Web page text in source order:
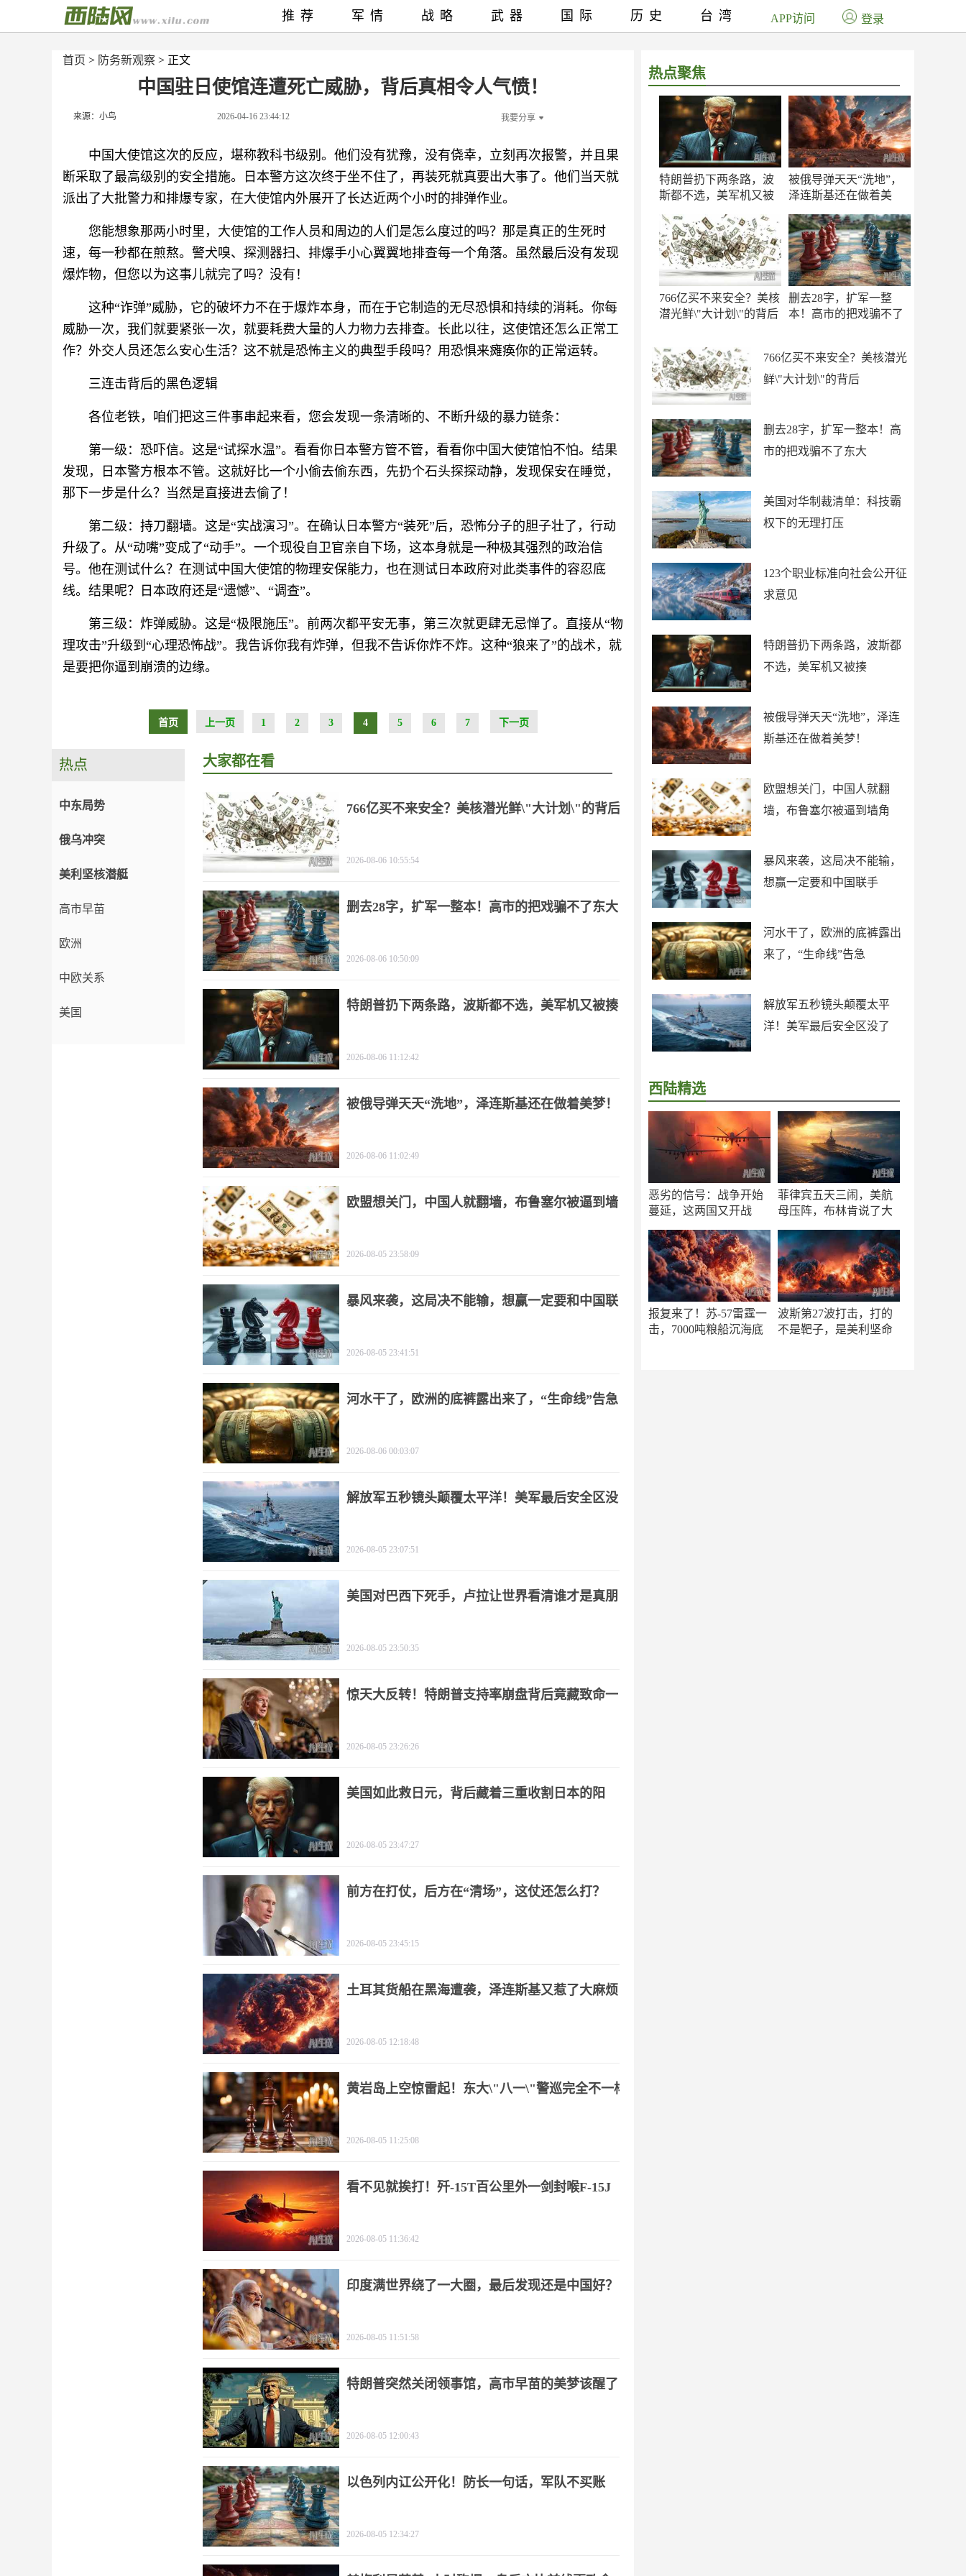
首页 > 防务新观察 > 正文
中国驻日使馆连遭死亡威胁，背后真相令人气愤！
来源：小鸟 2026-04-16 23:44:12 我要分享
中国大使馆这次的反应，堪称教科书级别。他们没有犹豫，没有侥幸，立刻再次报警，并且果
断采取了最高级别的安全措施。日本警方这次终于坐不住了，再装死就真要出大事了。他们当天就
派出了大批警力和排爆专家，在大使馆内外展开了长达近两个小时的排弹作业。
您能想象那两小时里，大使馆的工作人员和周边的人们是怎么度过的吗？那是真正的生死时
速，每一秒都在煎熬。警犬嗅、探测器扫、排爆手小心翼翼地排查每一个角落。虽然最后没有发现
爆炸物，但您以为这事儿就完了吗？没有！
这种“诈弹”威胁，它的破坏力不在于爆炸本身，而在于它制造的无尽恐惧和持续的消耗。你每
威胁一次，我们就要紧张一次，就要耗费大量的人力物力去排查。长此以往，这使馆还怎么正常工
作？外交人员还怎么安心生活？这不就是恐怖主义的典型手段吗？用恐惧来瘫痪你的正常运转。
三连击背后的黑色逻辑
各位老铁，咱们把这三件事串起来看，您会发现一条清晰的、不断升级的暴力链条：
第一级：恐吓信。这是“试探水温”。看看你日本警方管不管，看看你中国大使馆怕不怕。结果
发现，日本警方根本不管。这就好比一个小偷去偷东西，先扔个石头探探动静，发现保安在睡觉，
那下一步是什么？当然是直接进去偷了！
第二级：持刀翻墙。这是“实战演习”。在确认日本警方“装死”后，恐怖分子的胆子壮了，行动
升级了。从“动嘴”变成了“动手”。一个现役自卫官亲自下场，这本身就是一种极其强烈的政治信
号。他在测试什么？在测试中国大使馆的物理安保能力，也在测试日本政府对此类事件的容忍底
线。结果呢？日本政府还是“遗憾”、“调查”。
第三级：炸弹威胁。这是“极限施压”。前两次都平安无事，第三次就更肆无忌惮了。直接从“物
理攻击”升级到“心理恐怖战”。我告诉你我有炸弹，但我不告诉你炸不炸。这种“狼来了”的战术，就
是要把你逼到崩溃的边缘。
首页 上一页 1 2 3 4 5 6 7 下一页
热点聚焦
特朗普扔下两条路，波
斯都不选，美军机又被
被俄导弹天天“洗地”，
泽连斯基还在做着美
766亿买不来安全？美核
潜光鲜\"大计划\"的背后
删去28字，扩军一整
本！高市的把戏骗不了
766亿买不来安全？美核潜光
鲜\"大计划\"的背后
删去28字，扩军一整本！高
市的把戏骗不了东大
美国对华制裁清单：科技霸
权下的无理打压
123个职业标准向社会公开征
求意见
特朗普扔下两条路，波斯都
不选，美军机又被揍
被俄导弹天天“洗地”，泽连
斯基还在做着美梦！
欧盟想关门，中国人就翻
墙，布鲁塞尔被逼到墙角
暴风来袭，这局决不能输，
想赢一定要和中国联手
河水干了，欧洲的底裤露出
来了，“生命线”告急
解放军五秒镜头颠覆太平
洋！美军最后安全区没了
西陆精选
恶劣的信号：战争开始
蔓延，这两国又开战
菲律宾五天三闹，美航
母压阵，布林肯说了大
报复来了！苏-57雷霆一
击，7000吨粮船沉海底
波斯第27波打击，打的
不是靶子，是美利坚命
推荐 军情 战略 武器 国际 历史 台湾 APP访问 登录
热点
中东局势
俄乌冲突
美利坚核潜艇
高市早苗
欧洲
中欧关系
美国
大家都在看
766亿买不来安全？美核潜光鲜\"大计划\"的背后
2026-08-06 10:55:54
删去28字，扩军一整本！高市的把戏骗不了东大
2026-08-06 10:50:09
特朗普扔下两条路，波斯都不选，美军机又被揍
2026-08-06 11:12:42
被俄导弹天天“洗地”，泽连斯基还在做着美梦！
2026-08-06 11:02:49
欧盟想关门，中国人就翻墙，布鲁塞尔被逼到墙
2026-08-05 23:58:09
暴风来袭，这局决不能输，想赢一定要和中国联
2026-08-05 23:41:51
河水干了，欧洲的底裤露出来了，“生命线”告急
2026-08-06 00:03:07
解放军五秒镜头颠覆太平洋！美军最后安全区没
2026-08-05 23:07:51
美国对巴西下死手，卢拉让世界看清谁才是真朋
2026-08-05 23:50:35
惊天大反转！特朗普支持率崩盘背后竟藏致命一
2026-08-05 23:26:26
美国如此救日元，背后藏着三重收割日本的阳
2026-08-05 23:47:27
前方在打仗，后方在“清场”，这仗还怎么打？
2026-08-05 23:45:15
土耳其货船在黑海遭袭，泽连斯基又惹了大麻烦
2026-08-05 12:18:48
黄岩岛上空惊雷起！东大\"八一\"警巡完全不一样
2026-08-05 11:25:08
看不见就挨打！歼-15T百公里外一剑封喉F-15J
2026-08-05 11:36:42
印度满世界绕了一大圈，最后发现还是中国好？
2026-08-05 11:51:58
特朗普突然关闭领事馆，高市早苗的美梦该醒了
2026-08-05 12:00:43
以色列内讧公开化！防长一句话，军队不买账
2026-08-05 12:34:27